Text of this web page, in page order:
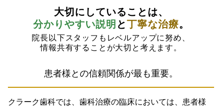
大切にしていることは、
分かりやすい説明 と丁寧な治療。
院長以下スタッフもレベルアップに努め、
情報共有することが大切と考えます。
患者様との信頼関係が最も重要。
クラーク歯科では、歯科治療の臨床においては、患者様